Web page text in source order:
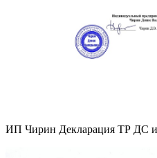
ИП Чирин Декларация ТР ДС и